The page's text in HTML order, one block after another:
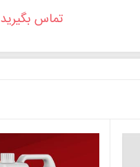
تماس بگیرید